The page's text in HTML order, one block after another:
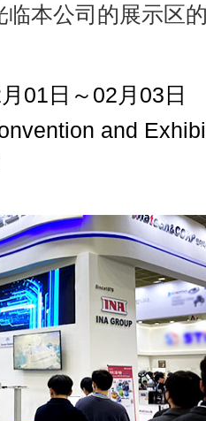
临本公司的展示区
01日～02月03日
and